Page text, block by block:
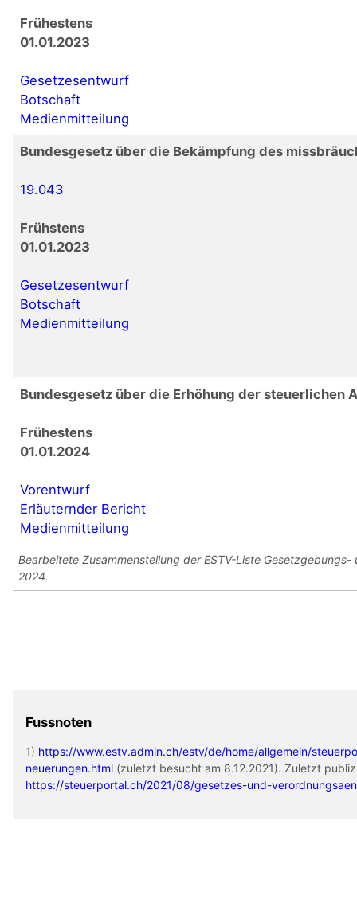
Frühestens
01.01.2023
Gesetzesentwurf
Botschaft
Medienmitteilung
Bundesgesetz über die Bekämpfung des
19.043
Frühstens
01.01.2023
Gesetzesentwurf
Botschaft
Medienmitteilung
Bundesgesetz über die Erhöhung der
Frühestens
01.01.2024
Vorentwurf
Erläuternder Bericht
Medienmitteilung
Bearbeitete Zusammenstellung der ESTV-Liste
2024.
Fussnoten
https://www.estv.admin.ch/estv/de/home/allgemein/
neuerungen.html (zuletzt besucht am 8.12.2021). Zuletzt
https://steuerportal.ch/2021/08/gesetzes-und-